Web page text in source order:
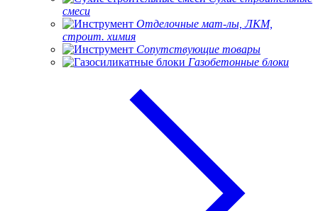
смеси
Отделочные мат-лы, ЛКМ,
строит. химия
Сопутствующие товары
Газобетонные блоки